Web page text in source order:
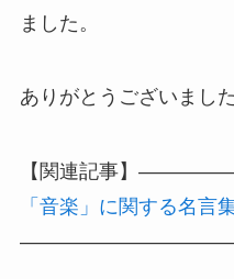
ました。
ありがとうございました
【関連記事】
「音楽」に関する名言